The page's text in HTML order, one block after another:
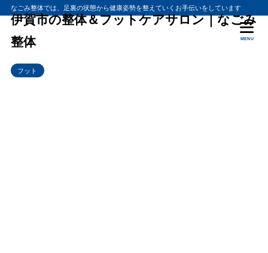
なごみ整体では、足裏の状態から健康姿勢を整えていくお手伝いをしています
伊賀市の整体＆フットケアサロン｜なごみ
整体
MENU
フット